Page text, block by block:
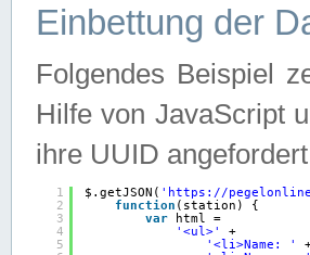
Einbettung der
Folgendes Beispiel
Hilfe von JavaScript
ihre UUID
1
2
3
4
5
$.getJSON( ' https://
function (station) {
var
html =
'<ul>'
+
'<li>Name: '